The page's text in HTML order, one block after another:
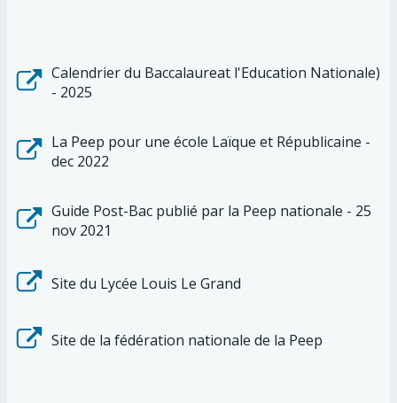
Calendrier du Baccalaureat l'Education Nationale)
- 2025
La Peep pour une école Laïque et Républicaine -
dec 2022
Guide Post-Bac publié par la Peep nationale - 25
nov 2021
Site du Lycée Louis Le Grand
Site de la fédération nationale de la Peep